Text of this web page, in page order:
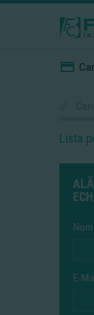
Lista
E-